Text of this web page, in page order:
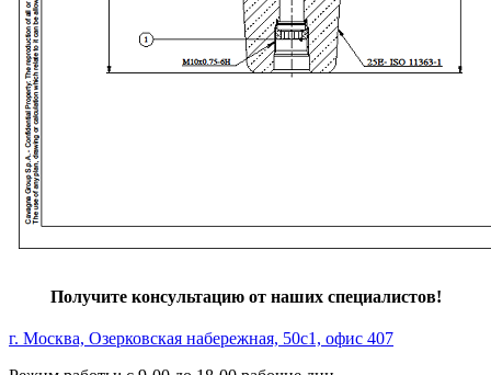
Получите консультацию от наших специалистов!
г. Москва, Озерковская набережная, 50с1, офис 407